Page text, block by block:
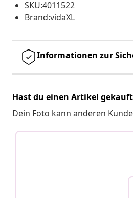
SKU:4011522
Brand:vidaXL
Informationen zur
Hast du einen Artikel
Dein Foto kann anderen